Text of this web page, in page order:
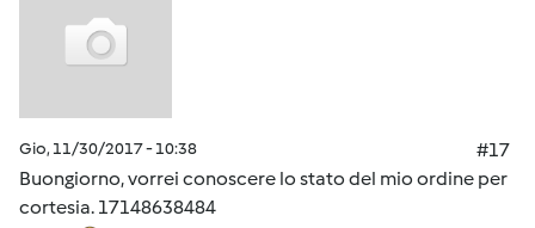
Gio, 11/30/2017 - 10:38
#17
Buongiorno, vorrei conoscere lo stato del mio ordine per
cortesia. 17148638484